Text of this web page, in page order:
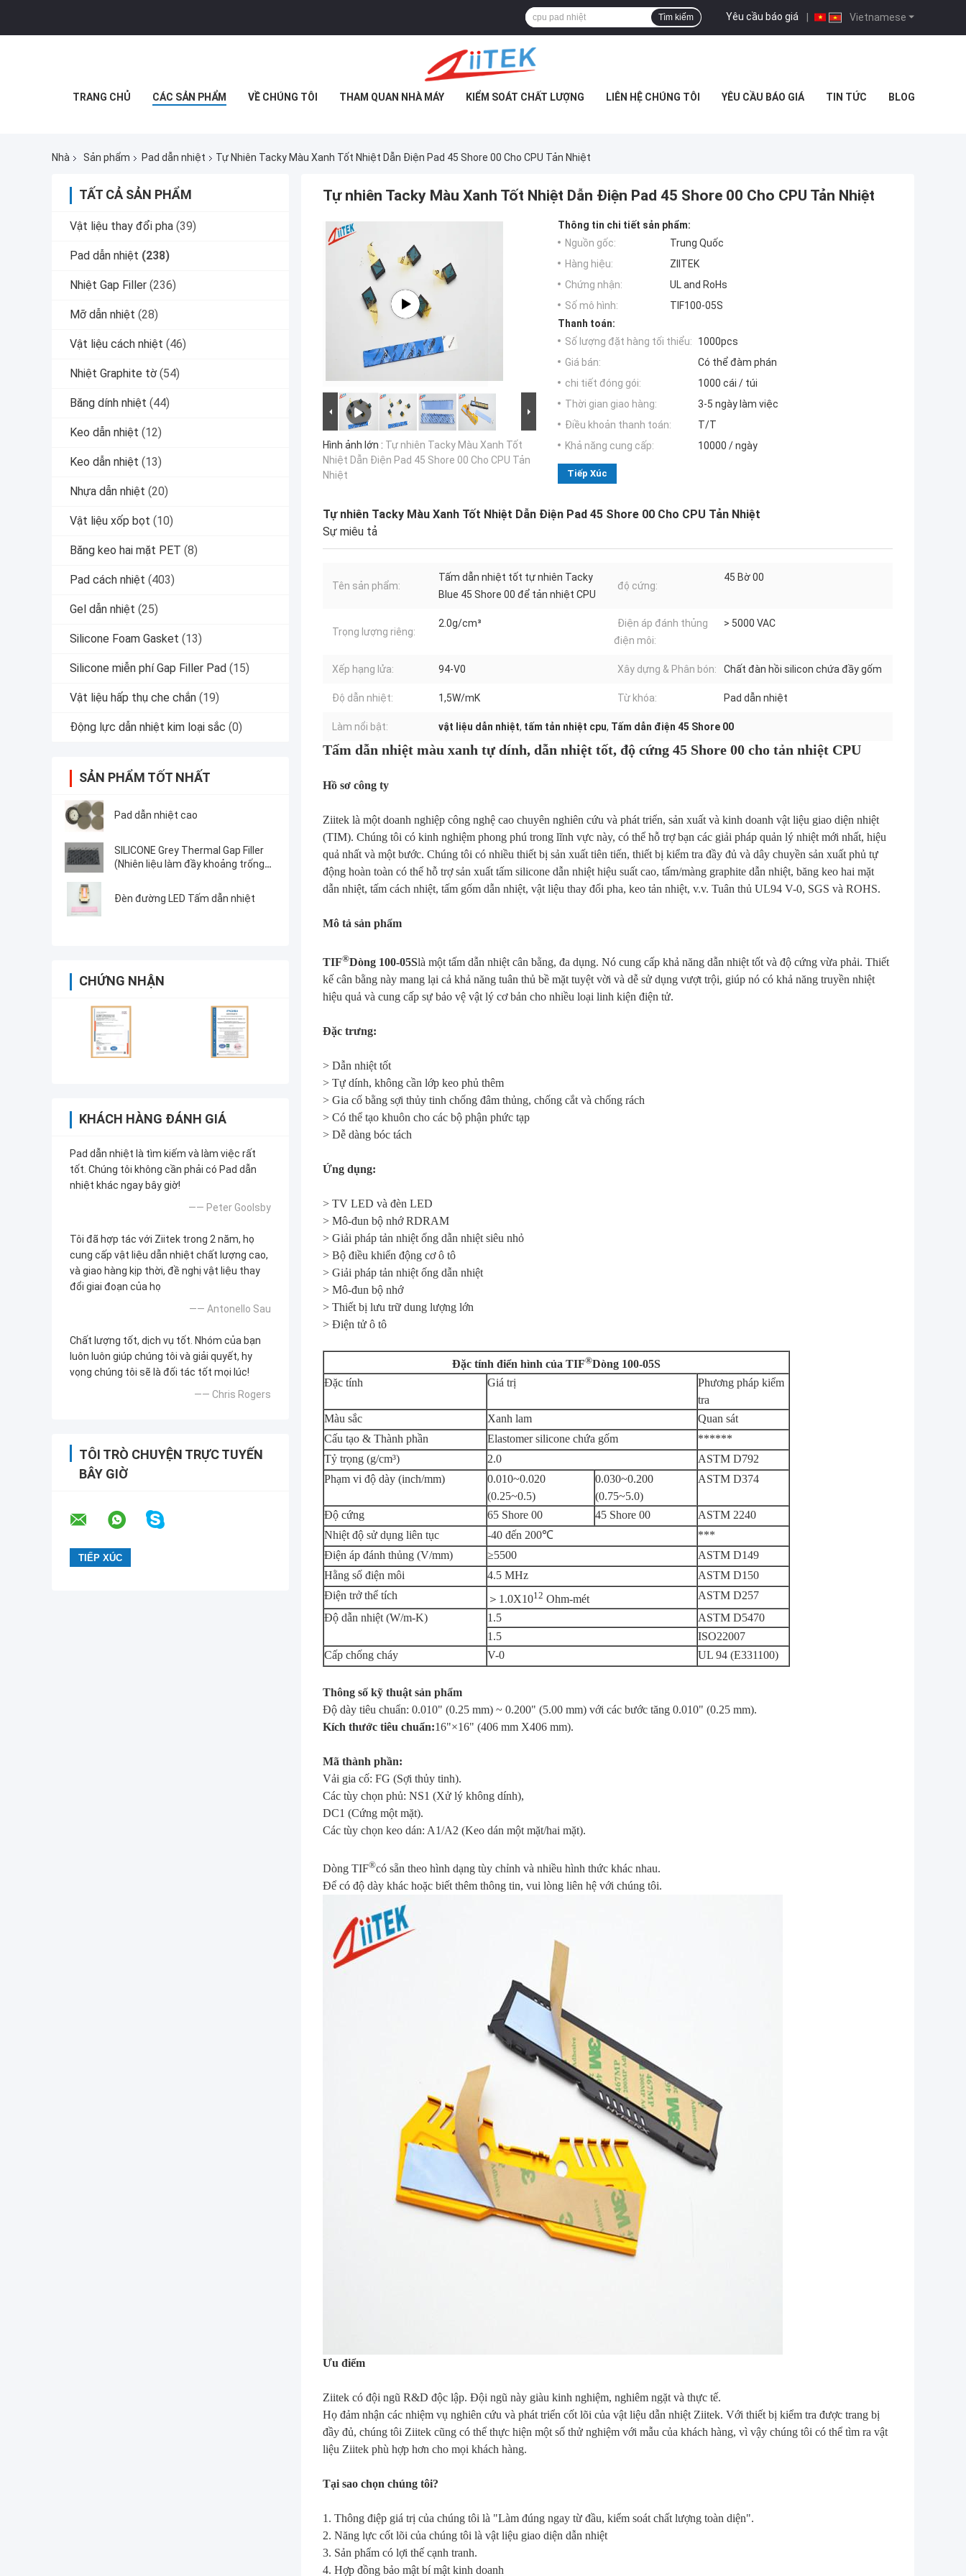
Vietnamese
Yêu cầu báo giá |
Tìm kiếm
TRANG CHỦ CÁC SẢN PHẨM VỀ CHÚNG TÔI THAM QUAN NHÀ MÁY KIỂM SOÁT CHẤT LƯỢNG LIÊN HỆ CHÚNG TÔI YÊU CẦU BÁO GIÁ TIN TỨC BLOG
Nhà Sản phẩm Pad dẫn nhiệt Tự Nhiên Tacky Màu Xanh Tốt Nhiệt Dẫn Điện Pad 45 Shore 00 Cho CPU Tản Nhiệt
TẤT CẢ SẢN PHẨM
Vật liệu thay đổi pha (39)
Pad dẫn nhiệt (238)
Nhiệt Gap Filler (236)
Mỡ dẫn nhiệt (28)
Vật liệu cách nhiệt (46)
Nhiệt Graphite tờ (54)
Băng dính nhiệt (44)
Keo dẫn nhiệt (12)
Keo dẫn nhiệt (13)
Nhựa dẫn nhiệt (20)
Vật liệu xốp bọt (10)
Băng keo hai mặt PET (8)
Pad cách nhiệt (403)
Gel dẫn nhiệt (25)
Silicone Foam Gasket (13)
Silicone miễn phí Gap Filler Pad (15)
Vật liệu hấp thụ che chắn (19)
Động lực dẫn nhiệt kim loại sắc (0)
SẢN PHẨM TỐT NHẤT
Pad dẫn nhiệt cao
SILICONE Grey Thermal Gap Filler
(Nhiên liệu làm đầy khoảng trống
Đèn đường LED Tấm dẫn nhiệt
CHỨNG NHẬN
KHÁCH HÀNG ĐÁNH GIÁ
Pad dẫn nhiệt là tìm kiếm và làm việc rất
tốt. Chúng tôi không cần phải có Pad dẫn
nhiệt khác ngay bây giờ!
—— Peter Goolsby
Tôi đã hợp tác với Ziitek trong 2 năm, họ
cung cấp vật liệu dẫn nhiệt chất lượng cao,
và giao hàng kịp thời, đề nghị vật liệu thay
đổi giai đoạn của họ
—— Antonello Sau
Chất lượng tốt, dịch vụ tốt. Nhóm của bạn
luôn luôn giúp chúng tôi và giải quyết, hy
vọng chúng tôi sẽ là đối tác tốt mọi lúc!
—— Chris Rogers
TÔI TRÒ CHUYỆN TRỰC TUYẾN
BÂY GIỜ
Tự nhiên Tacky Màu Xanh Tốt Nhiệt Dẫn Điện Pad 45 Shore 00 Cho CPU Tản Nhiệt
Hình ảnh lớn : Tự nhiên Tacky Màu Xanh Tốt
Nhiệt Dẫn Điện Pad 45 Shore 00 Cho CPU Tản
Nhiệt
Thông tin chi tiết sản phẩm:
Nguồn gốc:
Trung Quốc
Hàng hiệu:
ZIITEK
Chứng nhận:
UL and RoHs
Số mô hình:
TIF100-05S
Thanh toán:
Số lượng đặt hàng tối thiểu:
1000pcs
Giá bán:
Có thể đàm phán
chi tiết đóng gói:
1000 cái / túi
Thời gian giao hàng:
3-5 ngày làm việc
Điều khoản thanh toán:
T/T
Khả năng cung cấp:
10000 / ngày
Tiếp Xúc
Tự nhiên Tacky Màu Xanh Tốt Nhiệt Dẫn Điện Pad 45 Shore 00 Cho CPU Tản Nhiệt
Sự miêu tả
Tên sản phẩm:
Tấm dẫn nhiệt tốt tự nhiên Tacky
Blue 45 Shore 00 để tản nhiệt CPU
độ cứng:
45 Bờ 00
Trọng lượng riêng:
2.0g/cm³
Điện áp đánh thủng
điện môi:
> 5000 VAC
Xếp hạng lửa: 94-V0 Xây dựng & Phân bón: Chất đàn hồi silicon chứa đầy gốm
Độ dẫn nhiệt: 1,5W/mK Từ khóa: Pad dẫn nhiệt
Làm nổi bật: vật liệu dẫn nhiệt, tấm tản nhiệt cpu, Tấm dẫn điện 45 Shore 00
Tấm dẫn nhiệt màu xanh tự dính, dẫn nhiệt tốt, độ cứng 45 Shore 00 cho tản nhiệt CPU
Hồ sơ công ty
Ziitek là một doanh nghiệp công nghệ cao chuyên nghiên cứu và phát triển, sản xuất và kinh doanh vật liệu giao diện nhiệt
(TIM). Chúng tôi có kinh nghiệm phong phú trong lĩnh vực này, có thể hỗ trợ bạn các giải pháp quản lý nhiệt mới nhất, hiệu
quả nhất và một bước. Chúng tôi có nhiều thiết bị sản xuất tiên tiến, thiết bị kiểm tra đầy đủ và dây chuyền sản xuất phủ tự
động hoàn toàn có thể hỗ trợ sản xuất tấm silicone dẫn nhiệt hiệu suất cao, tấm/màng graphite dẫn nhiệt, băng keo hai mặt
dẫn nhiệt, tấm cách nhiệt, tấm gốm dẫn nhiệt, vật liệu thay đổi pha, keo tản nhiệt, v.v. Tuân thủ UL94 V-0, SGS và ROHS.
Mô tả sản phẩm
TIF®Dòng 100-05Slà một tấm dẫn nhiệt cân bằng, đa dụng. Nó cung cấp khả năng dẫn nhiệt tốt và độ cứng vừa phải. Thiết
kế cân bằng này mang lại cả khả năng tuân thủ bề mặt tuyệt vời và dễ sử dụng vượt trội, giúp nó có khả năng truyền nhiệt
hiệu quả và cung cấp sự bảo vệ vật lý cơ bản cho nhiều loại linh kiện điện tử.
Đặc trưng:
> Dẫn nhiệt tốt
> Tự dính, không cần lớp keo phủ thêm
> Gia cố bằng sợi thủy tinh chống đâm thủng, chống cắt và chống rách
> Có thể tạo khuôn cho các bộ phận phức tạp
> Dễ dàng bóc tách
Ứng dụng:
> TV LED và đèn LED
> Mô-đun bộ nhớ RDRAM
> Giải pháp tản nhiệt ống dẫn nhiệt siêu nhỏ
> Bộ điều khiển động cơ ô tô
> Giải pháp tản nhiệt ống dẫn nhiệt
> Mô-đun bộ nhớ
> Thiết bị lưu trữ dung lượng lớn
> Điện tử ô tô
Đặc tính điển hình của TIF®Dòng 100-05S
Đặc tính
Giá trị
Phương pháp kiểm
tra
Màu sắc
Xanh lam
Quan sát
Cấu tạo & Thành phần
Elastomer silicone chứa gốm
******
Tỷ trọng (g/cm³)
2.0
ASTM D792
Phạm vi độ dày (inch/mm)
0.010~0.020
(0.25~0.5)
0.030~0.200
(0.75~5.0)
ASTM D374
Độ cứng 65 Shore 00 45 Shore 00
ASTM 2240
Nhiệt độ sử dụng liên tục
-40 đến 200℃
***
Điện áp đánh thủng (V/mm)
≥5500
ASTM D149
Hằng số điện môi
4.5 MHz
ASTM D150
Điện trở thể tích
＞1.0X1012 Ohm-mét
ASTM D257
Độ dẫn nhiệt (W/m-K)
1.5
ASTM D5470
1.5
ISO22007
Cấp chống cháy
V-0 UL 94 (E331100)
Thông số kỹ thuật sản phẩm
Độ dày tiêu chuẩn: 0.010" (0.25 mm) ~ 0.200" (5.00 mm) với các bước tăng 0.010" (0.25 mm).
Kích thước tiêu chuẩn:16"×16" (406 mm X406 mm).
Mã thành phần:
Vải gia cố: FG (Sợi thủy tinh).
Các tùy chọn phủ: NS1 (Xử lý không dính),
DC1 (Cứng một mặt).
Các tùy chọn keo dán: A1/A2 (Keo dán một mặt/hai mặt).
Dòng TIF®có sẵn theo hình dạng tùy chỉnh và nhiều hình thức khác nhau.
Để có độ dày khác hoặc biết thêm thông tin, vui lòng liên hệ với chúng tôi.
Ưu điểm
Ziitek có đội ngũ R&D độc lập. Đội ngũ này giàu kinh nghiệm, nghiêm ngặt và thực tế.
Họ đảm nhận các nhiệm vụ nghiên cứu và phát triển cốt lõi của vật liệu dẫn nhiệt Ziitek. Với thiết bị kiểm tra được trang bị
đầy đủ, chúng tôi Ziitek cũng có thể thực hiện một số thử nghiệm với mẫu của khách hàng, vì vậy chúng tôi có thể tìm ra vật
liệu Ziitek phù hợp hơn cho mọi khách hàng.
Tại sao chọn chúng tôi?
1. Thông điệp giá trị của chúng tôi là "Làm đúng ngay từ đầu, kiểm soát chất lượng toàn diện".
2. Năng lực cốt lõi của chúng tôi là vật liệu giao diện dẫn nhiệt
3. Sản phẩm có lợi thế cạnh tranh.
4. Hợp đồng bảo mật bí mật kinh doanh